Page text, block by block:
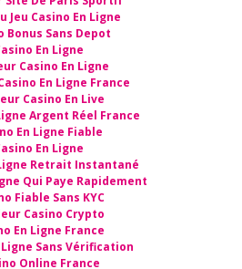
Jeu Casino En Ligne
Bonus Sans Depot
En Ligne
Casino En Ligne
En Ligne France
Casino En Live
Argent Réel France
En Ligne Fiable
En Ligne
Retrait Instantané
Qui Paye Rapidement
Fiable Sans KYC
Casino Crypto
En Ligne France
Ligne Sans Vérification
Online France